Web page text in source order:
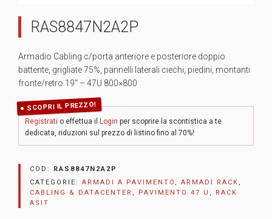
RAS8847N2A2P
Armadio Cabling c/porta anteriore e posteriore doppio
battente, grigliate 75%, pannelli laterali ciechi, piedini, montanti
fronte/retro 19″ – 47U 800×800
SCOPRI IL PREZZO!
Registrati o effettua il Login per scoprire la scontistica a te
dedicata, riduzioni sul prezzo di listino fino al 70%!
COD: RAS8847N2A2P
CATEGORIE: ARMADI A PAVIMENTO , ARMADI RACK ,
CABLING & DATACENTER , PAVIMENTO 47 U , RACK
ASIT